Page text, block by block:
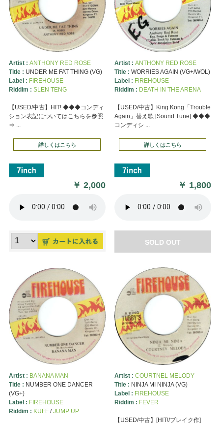
Artist : ANTHONY RED ROSE
Title : UNDER ME FAT THING (VG)
Label : FIREHOUSE
Riddim : SLEN TENG
【USED/中古】HIT! ◆◆◆コンディ
ション表記についてはこちらを参照
⇒ ...
詳しくはこちら
￥2,000
Artist : ANTHONY RED ROSE
Title : WORRIES AGAIN (VG+/WOL)
Label : FIREHOUSE
Riddim : DEATH IN THE ARENA
【USED/中古】King Kong「Trouble
Again」替え歌 [Sound Tune] ◆◆◆
コンディシ ...
詳しくはこちら
￥ 1,800
SOLD OUT
Artist : BANANA MAN
Title : NUMBER ONE DANCER
(VG+)
Label : FIREHOUSE
Riddim : KUFF/JUMP UP
Artist : COURTNEL MELODY
Title : NINJA MI NINJA (VG)
Label : FIREHOUSE
Riddim : FEVER
【USED/中古】[HIT!/ブレイク作]